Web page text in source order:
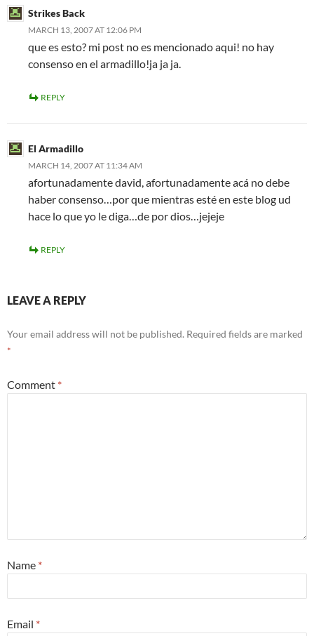
Strikes Back
MARCH 13, 2007 AT 12:06 PM
que es esto? mi post no es mencionado aqui! no hay
consenso en el armadillo!ja ja ja.
REPLY
El Armadillo
MARCH 14, 2007 AT 11:34 AM
afortunadamente david, afortunadamente acá no debe
haber consenso…por que mientras esté en este blog ud
hace lo que yo le diga…de por dios…jejeje
REPLY
LEAVE A REPLY
Your email address will not be published. Required fields are marked
*
Comment *
Name *
Email *